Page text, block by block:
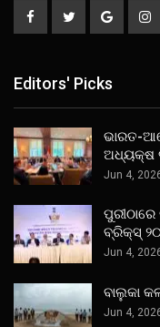
Editors' Picks
ଭାରତ-
ଅଧ୍ୟକ୍ଷ
Jun 4,
ବ୍ରିକ୍ସ୍
Jun 4,
ବାଲୁକା
Jun 4,